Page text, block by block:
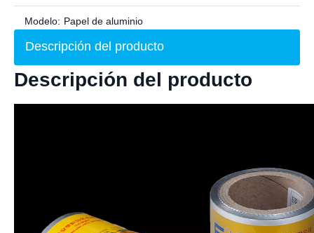
Modelo: Papel de aluminio
Descripción del producto
Descripción del producto